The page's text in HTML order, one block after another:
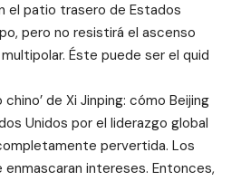
el patio trasero de Estados
pero no resistirá el ascenso
Éste puede ser el quid
chino’ de Xi Jinping: cómo Beijing
Unidos por el liderazgo global
pervertida. Los
intereses. Entonces,